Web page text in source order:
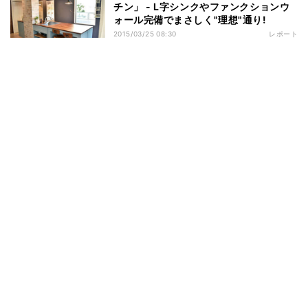
チン」 - L字シンクやファンクションウ
ォール完備でまさしく"理想"通り!
2015/03/25 08:30 レポート